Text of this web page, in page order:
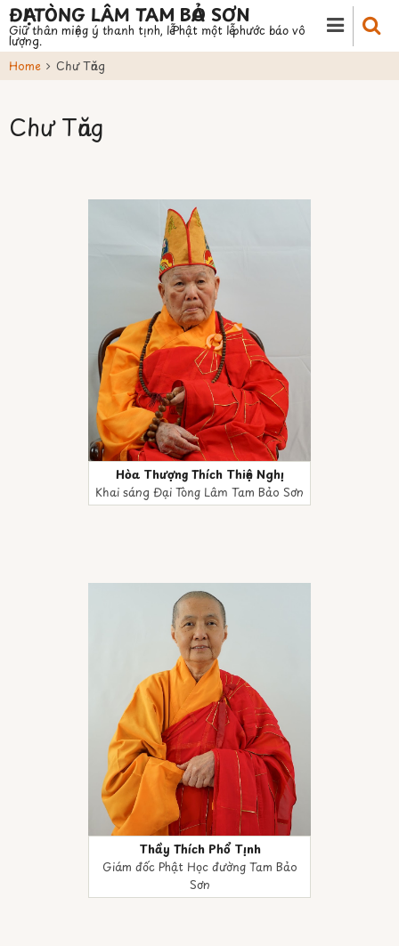
Skip
to
main
content
ĐẠI TÒNG LÂM TAM BẢO SƠN
Giữ thân miệng ý thanh tịnh, lễ Phật một lễ phước báo vô
lượng.
Home
Chư Tăng
Chư Tăng
Hòa Thượng Thích Thiện Nghị
Khai sáng Đại Tòng Lâm Tam Bảo Sơn
Thầy Thích Phổ Tịnh
Giám đốc Phật Học đường Tam Bảo
Sơn